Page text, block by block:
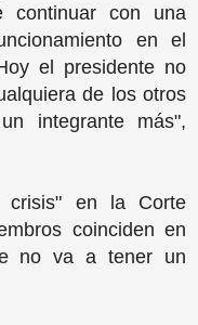
con una
en el
el presidente no
de los otros
integrante más",
en la Corte
coinciden en
no va a tener un